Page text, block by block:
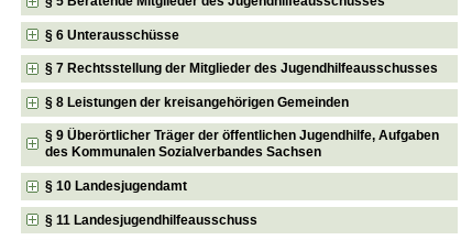
§ 6 Unterausschüsse
§ 7 Rechtsstellung der Mitglieder des Jugendhilfeausschusses
§ 8 Leistungen der kreisangehörigen Gemeinden
§ 9 Überörtlicher Träger der öffentlichen Jugendhilfe, Aufgaben
des Kommunalen Sozialverbandes Sachsen
§ 10 Landesjugendamt
§ 11 Landesjugendhilfeausschuss